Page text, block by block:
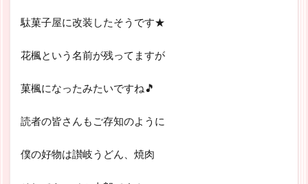
駄菓子屋に改装したそうです★
花楓という名前が残ってますが
菓楓になったみたいですね🎵
読者の皆さんもご存知のように
僕の好物は讃岐うどん、焼肉